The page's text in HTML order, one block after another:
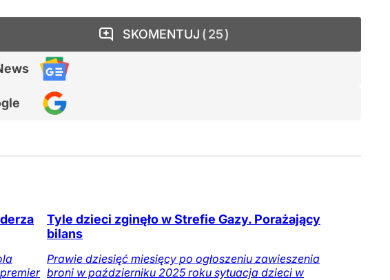
SKOMENTUJ 25
Tyle dzieci zginęło w Strefie Gazy. Porażający
bilans
Prawie dziesięć miesięcy po ogłoszeniu zawieszenia
broni w październiku 2025 roku sytuacja dzieci w